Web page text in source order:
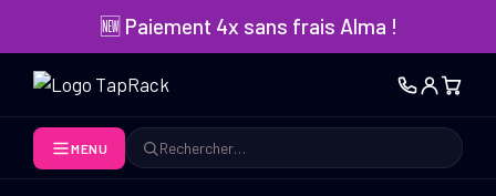
contenu
🆕 Paiement 4x sans frais Alma !
MENU
Rechercher